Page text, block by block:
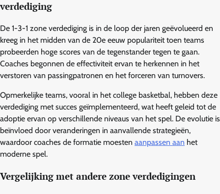
verdediging
De 1-3-1 zone verdediging is in de loop der jaren geëvolueerd en
kreeg in het midden van de 20e eeuw populariteit toen teams
probeerden hoge scores van de tegenstander tegen te gaan.
Coaches begonnen de effectiviteit ervan te herkennen in het
verstoren van passingpatronen en het forceren van turnovers.
Opmerkelijke teams, vooral in het college basketbal, hebben deze
verdediging met succes geïmplementeerd, wat heeft geleid tot de
adoptie ervan op verschillende niveaus van het spel. De evolutie is
beïnvloed door veranderingen in aanvallende strategieën,
waardoor coaches de formatie moesten aanpassen aan het
moderne spel.
Vergelijking met andere zone verdedigingen